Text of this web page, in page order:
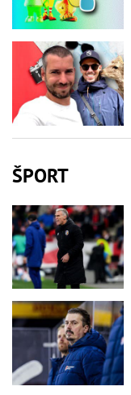
ŠPORT